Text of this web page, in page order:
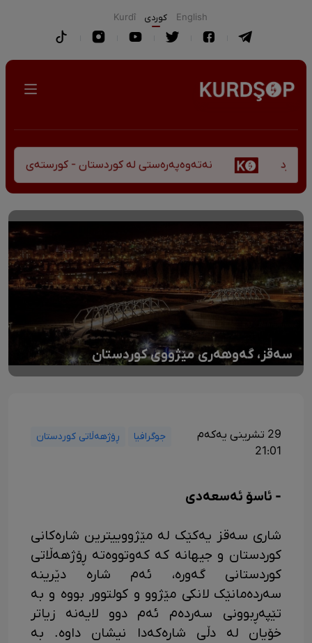
English كوردی Kurdî
نەتەوەپەرەستی لە کوردستان - کورستەی پێشڤەچوونی
سەقز، گەوهەری مێژووی کوردستان
29 تشرینی یەکەم
21:01
جوگرافیا ڕۆژهەڵاتی کوردستان
- ئاسۆ ئەسعەدی
شاری سەقز یەکێک لە مێژووییترین شارەکانی
کوردستان و جیهانە کە کەوتووەتە ڕۆژهەڵاتی
کوردستانی گەورە، ئەم شارە دێرینە
سەردەمانێک لانکی مێژوو و کولتوور بووە و بە
تێپەڕبوونی سەردەم ئەم دوو لایەنە زیاتر
خۆیان لە دڵی شارەکەدا نیشان داوە. بە